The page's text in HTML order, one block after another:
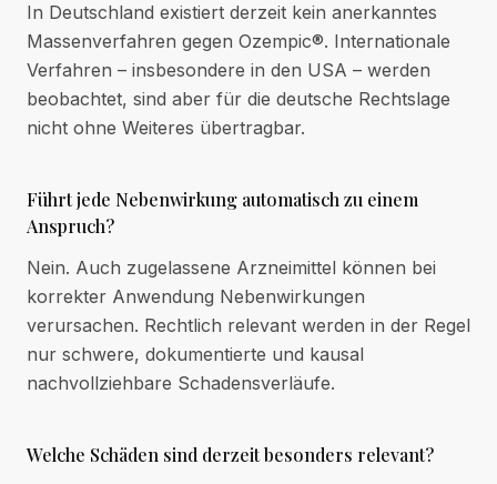
In Deutschland existiert derzeit kein anerkanntes
Massenverfahren gegen Ozempic®. Internationale
Verfahren – insbesondere in den USA – werden
beobachtet, sind aber für die deutsche Rechtslage
nicht ohne Weiteres übertragbar.
Führt jede Nebenwirkung automatisch zu einem
Anspruch?
Nein. Auch zugelassene Arzneimittel können bei
korrekter Anwendung Nebenwirkungen
verursachen. Rechtlich relevant werden in der Regel
nur schwere, dokumentierte und kausal
nachvollziehbare Schadensverläufe.
Welche Schäden sind derzeit besonders relevant?